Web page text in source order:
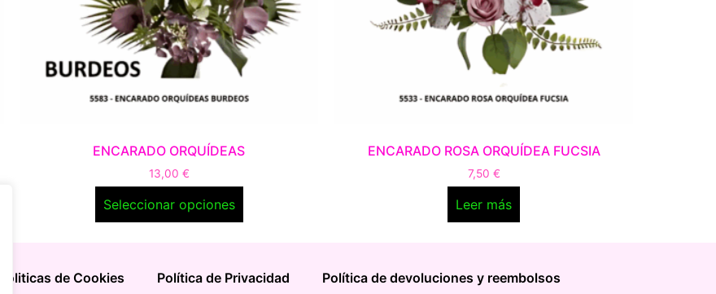
ENCARADO ORQUÍDEAS
13,00 €
Seleccionar opciones
ENCARADO ROSA ORQUÍDEA FUCSIA
7,50 €
Leer más
Politicas de Cookies Política de Privacidad Política de devoluciones y reembolsos